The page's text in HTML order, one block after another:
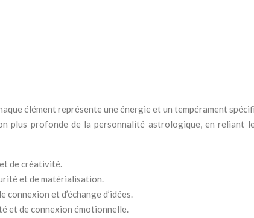
élément représente une énergie et un tempérament
plus profonde de la personnalité astrologique, en reliant
de créativité.
et de matérialisation.
et d’échange d’idées.
et de connexion émotionnelle.